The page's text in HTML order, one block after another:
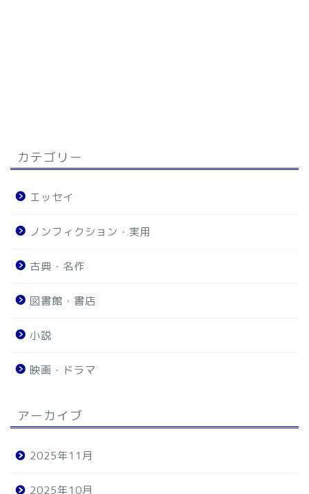
カテゴリー
エッセイ
ノンフィクション・実用
古典・名作
図書館・書店
小説
映画・ドラマ
アーカイブ
2025年11月
2025年10月